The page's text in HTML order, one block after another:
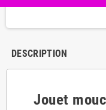
DESCRIPTION
Jouet